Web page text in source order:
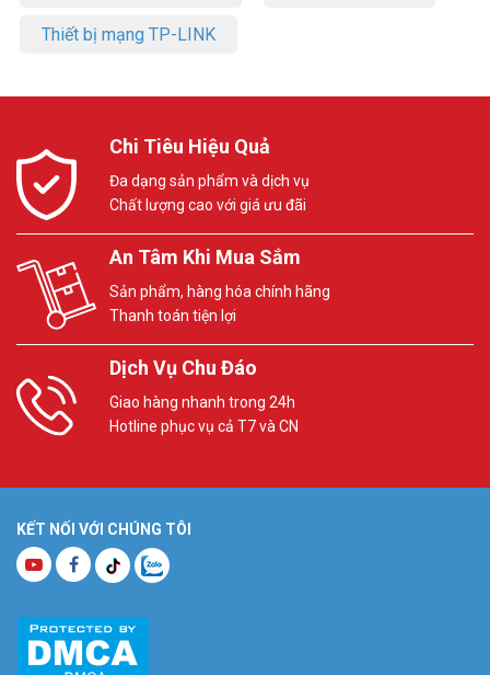
Thiết bị mạng TP-LINK
Chi Tiêu Hiệu Quả
Đa dạng sản phẩm và dịch vụ
Chất lượng cao với giá ưu đãi
An Tâm Khi Mua Sắm
Sản phẩm, hàng hóa chính hãng
Thanh toán tiện lợi
Dịch Vụ Chu Đáo
Giao hàng nhanh trong 24h
Hotline phục vụ cả T7 và CN
KẾT NỐI VỚI CHÚNG TÔI